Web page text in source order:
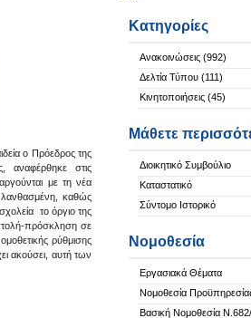
Κατηγορίες
Ανακοινώσεις (992)
Δελτία Τύπου (111)
Κινητοποιήσεις (45)
Μάθετε
Διοικητικό Συμβούλιο
Καταστατικό
Σύντομο Ιστορικό
Νομοθεσία
Εργασιακά Θέματα
Νομοθεσία
Βασική Νομοθεσία
ο Πρόεδρος της
αναφέρθηκε στις
με τη νέα
λανθασμένη, καθώς
το όργιο της
πρόσκληση σε
ρύθμισης
ακούσει, αυτή των